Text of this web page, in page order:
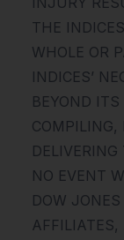
THE
WHOLE OR
INDICES’
BEYOND
COMPILING,
NO EVENT
DOW
AFFILIATES,